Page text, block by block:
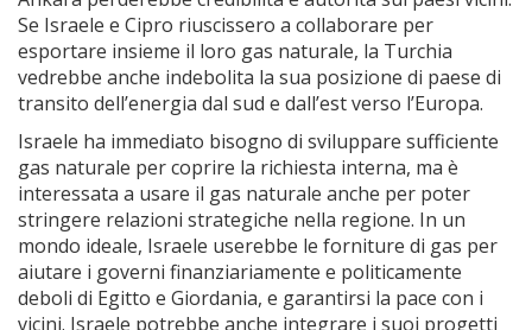
Se Israele e Cipro riuscissero a collaborare per
esportare insieme il loro gas naturale, la Turchia
vedrebbe anche indebolita la sua posizione di paese di
transito dell’energia dal sud e dall’est verso l’Europa.
Israele ha immediato bisogno di sviluppare sufficiente
gas naturale per coprire la richiesta interna, ma è
interessata a usare il gas naturale anche per poter
stringere relazioni strategiche nella regione. In un
mondo ideale, Israele userebbe le forniture di gas per
aiutare i governi finanziariamente e politicamente
deboli di Egitto e Giordania, e garantirsi la pace con i
vicini. Israele potrebbe anche integrare i suoi progetti